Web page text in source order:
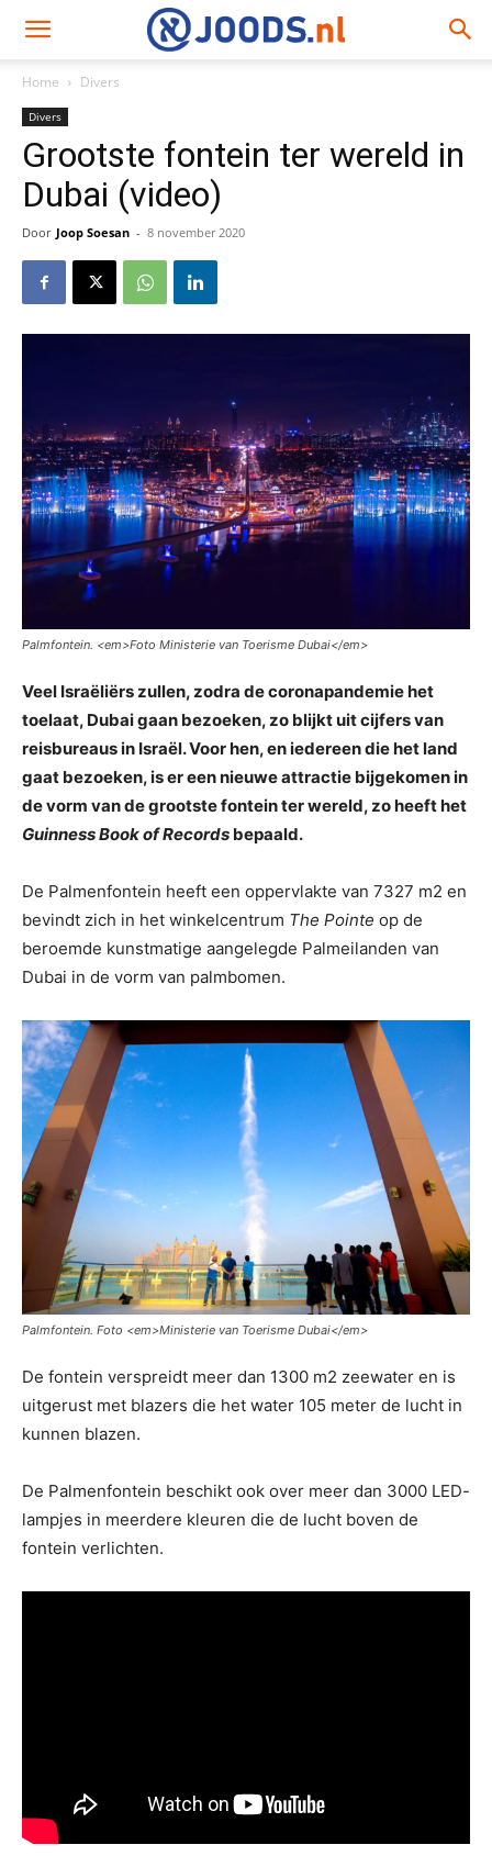
Home Divers
Divers
Grootste fontein ter wereld in
Dubai (video)
Door Joop Soesan - 8 november 2020
Palmfontein. <em>Foto Ministerie van Toerisme Dubai</em>
Veel Israëliërs zullen, zodra de coronapandemie het
toelaat, Dubai gaan bezoeken, zo blijkt uit cijfers van
reisbureaus in Israël. Voor hen, en iedereen die het land
gaat bezoeken, is er een nieuwe attractie bijgekomen in
de vorm van de grootste fontein ter wereld, zo heeft het
Guinness Book of Records bepaald.
De Palmenfontein heeft een oppervlakte van 7327 m2 en
bevindt zich in het winkelcentrum The Pointe op de
beroemde kunstmatige aangelegde Palmeilanden van
Dubai in de vorm van palmbomen.
Palmfontein. Foto <em>Ministerie van Toerisme Dubai</em>
De fontein verspreidt meer dan 1300 m2 zeewater en is
uitgerust met blazers die het water 105 meter de lucht in
kunnen blazen.
De Palmenfontein beschikt ook over meer dan 3000 LED-
lampjes in meerdere kleuren die de lucht boven de
fontein verlichten.